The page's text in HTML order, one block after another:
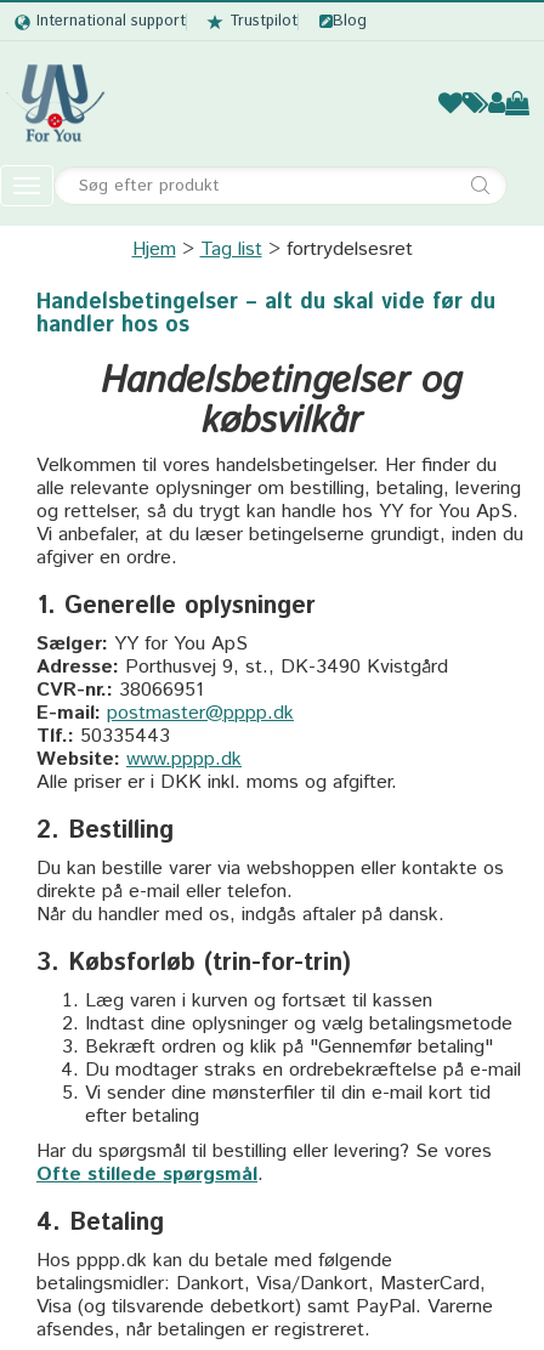
International support Trustpilot Blog
Kvinder
Toggle
navigation
Kvinder
Mænd
Accessories
Hjem Tag list fortrydelsesret
Handelsbetingelser – alt du skal vide før du
handler hos os
Handelsbetingelser og
købsvilkår
Velkommen til vores handelsbetingelser. Her finder du
alle relevante oplysninger om bestilling, betaling, levering
og rettelser, så du trygt kan handle hos YY for You ApS.
Vi anbefaler, at du læser betingelserne grundigt, inden du
afgiver en ordre.
1. Generelle oplysninger
Sælger: YY for You ApS
Adresse: Porthusvej 9, st., DK-3490 Kvistgård
CVR-nr.: 38066951
E-mail: postmaster@pppp.dk
Tlf.: 50335443
Website: www.pppp.dk
Alle priser er i DKK inkl. moms og afgifter.
2. Bestilling
Du kan bestille varer via webshoppen eller kontakte os
direkte på e-mail eller telefon.
Når du handler med os, indgås aftaler på dansk.
3. Købsforløb (trin-for-trin)
Læg varen i kurven og fortsæt til kassen
Indtast dine oplysninger og vælg betalingsmetode
Bekræft ordren og klik på "Gennemfør betaling"
Du modtager straks en ordrebekræftelse på e-mail
Vi sender dine mønsterfiler til din e-mail kort tid
efter betaling
Har du spørgsmål til bestilling eller levering? Se vores
Ofte stillede spørgsmål.
4. Betaling
Hos pppp.dk kan du betale med følgende
betalingsmidler: Dankort, Visa/Dankort, MasterCard,
Visa (og tilsvarende debetkort) samt PayPal. Varerne
afsendes, når betalingen er registreret.